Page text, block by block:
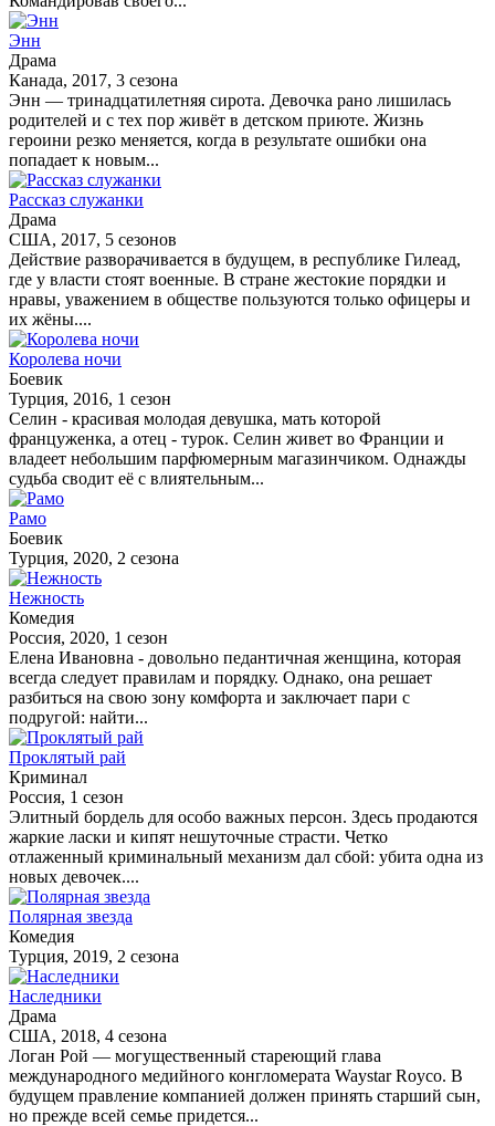
Энн
Драма
Канада, 2017, 3 сезона
Энн — тринадцатилетняя сирота. Девочка рано лишилась
родителей и с тех пор живёт в детском приюте. Жизнь
героини резко меняется, когда в результате ошибки она
попадает к новым...
Рассказ служанки
Драма
США, 2017, 5 сезонов
Действие разворачивается в будущем, в республике Гилеад,
где у власти стоят военные. В стране жестокие порядки и
нравы, уважением в обществе пользуются только офицеры и
их жёны....
Королева ночи
Боевик
Турция, 2016, 1 сезон
Селин - красивая молодая девушка, мать которой
француженка, а отец - турок. Селин живет во Франции и
владеет небольшим парфюмерным магазинчиком. Однажды
судьба сводит её с влиятельным...
Рамо
Боевик
Турция, 2020, 2 сезона
Нежность
Комедия
Россия, 2020, 1 сезон
Елена Ивановна - довольно педантичная женщина, которая
всегда следует правилам и порядку. Однако, она решает
разбиться на свою зону комфорта и заключает пари с
подругой: найти...
Проклятый рай
Криминал
Россия, 1 сезон
Элитный бордель для особо важных персон. Здесь продаются
жаркие ласки и кипят нешуточные страсти. Четко
отлаженный криминальный механизм дал сбой: убита одна из
новых девочек....
Полярная звезда
Комедия
Турция, 2019, 2 сезона
Наследники
Драма
США, 2018, 4 сезона
Логан Рой — могущественный стареющий глава
международного медийного конгломерата Waystar Royco. В
будущем правление компанией должен принять старший сын,
но прежде всей семье придется...